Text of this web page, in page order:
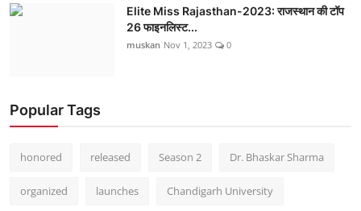
Elite Miss Rajasthan-2023: राजस्थान की टॉप
26 फाइनलिस्ट...
muskan Nov 1, 2023 0
Popular Tags
honored released Season 2 Dr. Bhaskar Sharma
organized launches Chandigarh University